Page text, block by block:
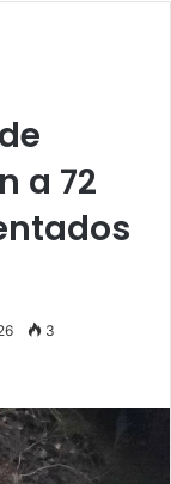
a 72
3